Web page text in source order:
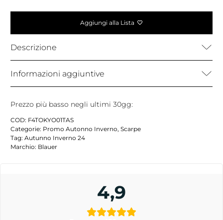
Aggiungi alla Lista
Descrizione
Informazioni aggiuntive
Prezzo più basso negli ultimi 30gg:
COD: F4TOKYO01TAS
Categorie: Promo Autonno Inverno, Scarpe
Tag: Autunno Inverno 24
Marchio: Blauer
4,9